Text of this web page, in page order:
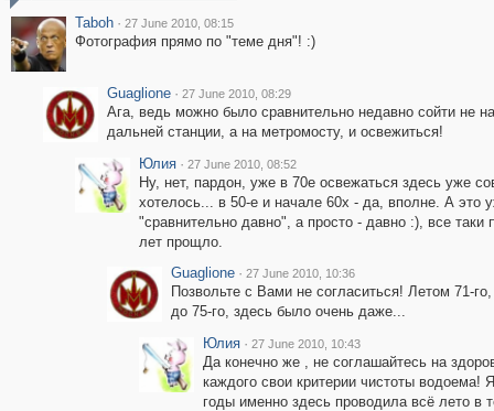
Taboh · 27 June 2010, 08:15
Фотография прямо по "теме дня"! :)
Guaglione · 27 June 2010, 08:29
Ага, ведь можно было сравнительно недавно сойти не
дальней станции, а на метромосту, и освежиться!
Юлия · 27 June 2010, 08:52
Ну, нет, пардон, уже в 70е освежаться здесь уже
хотелось... в 50-е и начале 60х - да, вполне. А это
"сравнительно давно", а просто - давно :), все таки
лет прощло.
Guaglione · 27 June 2010, 10:36
Позвольте с Вами не согласиться! Летом 71-
до 75-го, здесь было очень даже...
Юлия · 27 June 2010, 10:43
Да конечно же , не соглашайтесь на
каждого свои критерии чистоты водоема!
годы именно здесь проводила всё лето в